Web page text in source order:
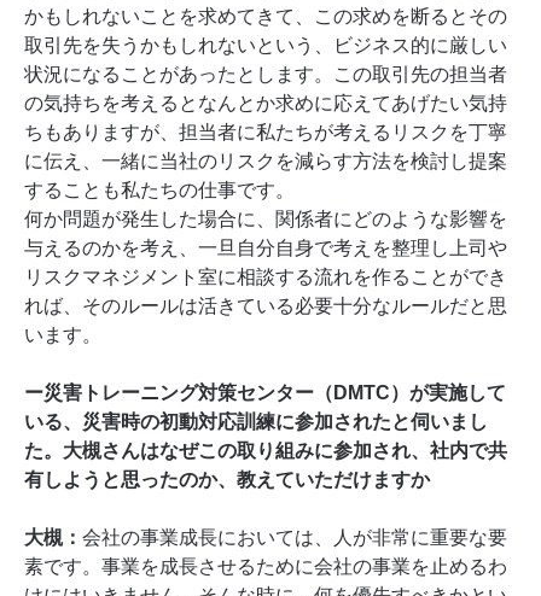
かもしれないことを求めてきて、この求めを断るとその
取引先を失うかもしれないという、ビジネス的に厳しい
状況になることがあったとします。この取引先の担当者
の気持ちを考えるとなんとか求めに応えてあげたい気持
ちもありますが、担当者に私たちが考えるリスクを丁寧
に伝え、一緒に当社のリスクを減らす方法を検討し提案
することも私たちの仕事です。
何か問題が発生した場合に、関係者にどのような影響を
与えるのかを考え、一旦自分自身で考えを整理し上司や
リスクマネジメント室に相談する流れを作ることができ
れば、そのルールは活きている必要十分なルールだと思
います。
ー災害トレーニング対策センター（DMTC）が実施して
いる、災害時の初動対応訓練に参加されたと伺いまし
た。大槻さんはなぜこの取り組みに参加され、社内で共
有しようと思ったのか、教えていただけますか
大槻： 会社の事業成長においては、人が非常に重要な要
素です。事業を成長させるために会社の事業を止めるわ